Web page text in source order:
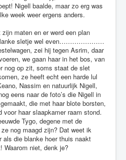
Nigell baalde, maar zo erg was
week weer ergens anders.
maten en er werd een plan
blanke sletje wel even…………………
zei hij tegen Asrim, daar
we gaan haar in het bos, van
nog op zit, soms staat de slet
ze heeft echt een harde lul
Nassim en natuurlijk Nigell,
eens naar de foto’s die Nigell in
die met haar blote borsten,
voor haar slaapkamer raam stond.
Tygo, degene met de
nog maagd zijn? Dat weet ik
als die blanke hoer thuis naakt
Waarom niet, denk je?